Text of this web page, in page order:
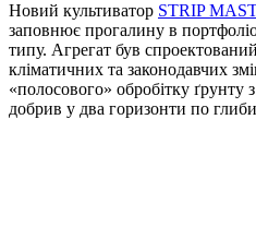
Новий культиватор STRIP
заповнює прогалину в портфоліо
типу. Агрегат був
кліматичних та законодавчих
«полосового» обробітку ґрунту
добрив у два горизонти по